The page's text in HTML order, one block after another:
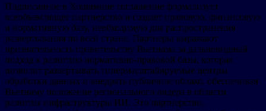
Подписанное в Хошимине соглашение формализует
всеобъемлющее партнерство и создает правовую, финансовую
и нормативную базу, необходимую для распространения
развертывания по всей стране. Партнеры выражают
признательность правительству Вьетнама за дальновидный
подход к развитию нормативно-правовой базы, которая
позволит развертывать гипермасштабируемые центры
обработки данных и внедрять публичное облако, обеспечивая
Вьетнаму положение регионального лидера в области
развития инфраструктуры ИИ. Это партнерство,